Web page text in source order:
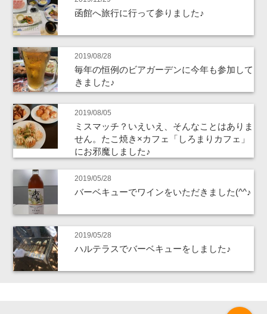
函館へ旅行に行って参りました♪
2019/08/28
毎年の恒例のビアガーデンに今年も参加して
きました♪
2019/08/05
ミスマッチ？いえいえ、そんなことはありま
せん。たこ焼き×カフェ「しろまりカフェ」
にお邪魔しました♪
2019/05/28
バーベキューでワインをいただきました(^^♪
2019/05/28
ハルテラスでバーベキューをしました♪